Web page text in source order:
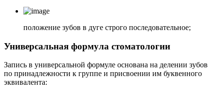
положение зубов в дуге строго последовательное;
Универсальная формула стоматологии
Запись в универсальной формуле основана на делении зубов
по принадлежности к группе и присвоении им буквенного
эквивалента: